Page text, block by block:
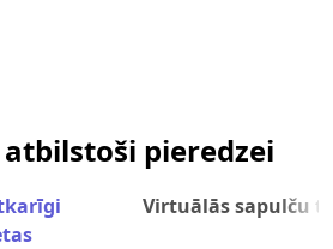
pieredzei
Virtuālās sapulču